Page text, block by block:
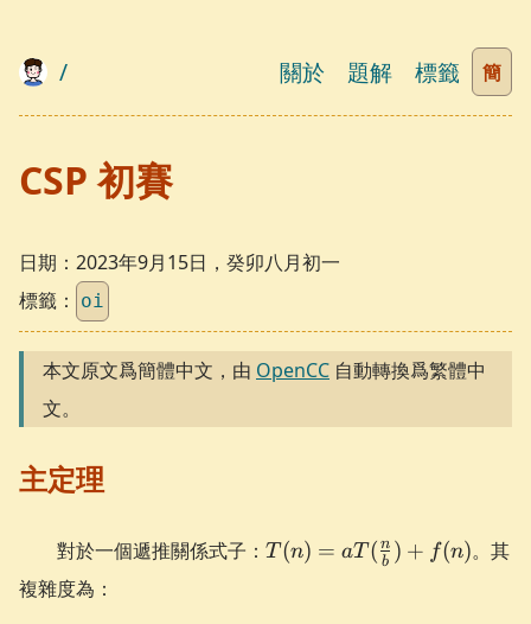
/ 關於 題解 標籤 簡
CSP 初賽
日期： 2023年9月15日，癸卯八月初一
標籤：
oi
本文原文爲簡體中文，由 OpenCC 自動轉換爲繁體中
文。
主定理
對於一個遞推關係式子： T(n) =
aT(\frac{n}
T (n) = aT( b
n ) + f(n)。其
複雜度為：